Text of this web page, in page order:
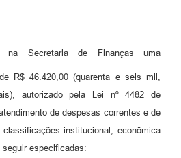
na Secretaria de Finanças uma
R$ 46.420,00 (quarenta e seis mil,
autorizado pela Lei nº 4482 de
de despesas correntes e de
institucional, econômica
especificadas: